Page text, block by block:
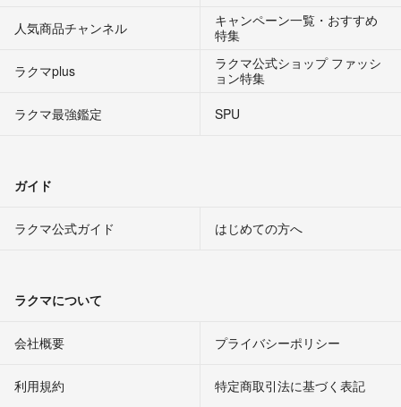
人気商品チャンネル
キャンペーン一覧・おすすめ
特集
ラクマplus
ラクマ公式ショップ ファッシ
ョン特集
ラクマ最強鑑定
SPU
ガイド
ラクマ公式ガイド はじめての方へ
ラクマについて
会社概要 プライバシーポリシー
利用規約 特定商取引法に基づく表記